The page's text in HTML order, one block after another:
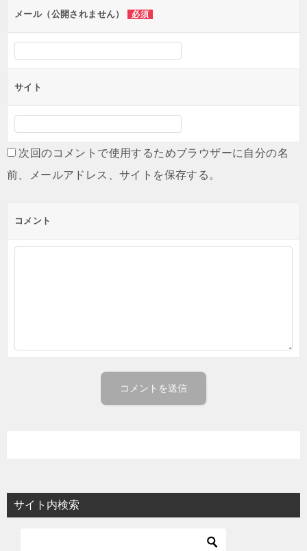
ンメール（公開されません） 必須
サイト
次回のコメントで使用するためブラウザーに自分の名
前、メールアドレス、サイトを保存する。
コメント
サイト内検索